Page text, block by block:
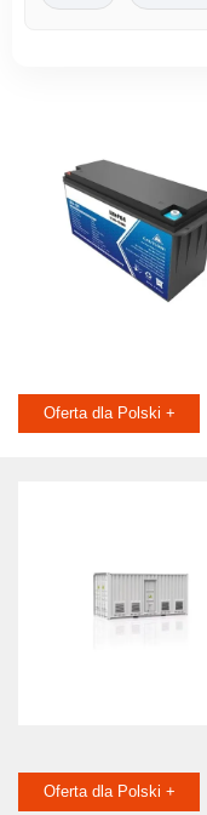
Oferta dla Polski +
Oferta dla Polski +